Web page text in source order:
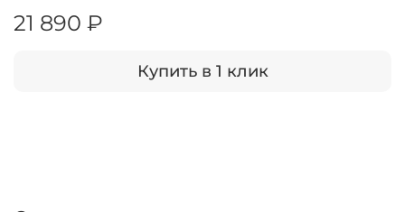
21 890 ₽
Купить в 1 клик